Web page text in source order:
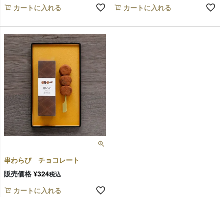
カートに入れる カートに入れる
串わらび チョコレート
販売価格 ¥324税込
カートに入れる